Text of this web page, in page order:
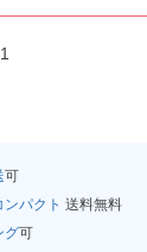
可
パクト 送料無料
グ可